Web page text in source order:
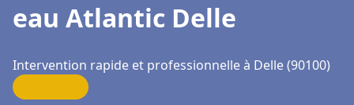
eau Atlantic Delle
Intervention rapide et professionnelle à Delle (90100)